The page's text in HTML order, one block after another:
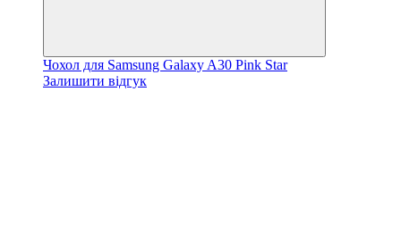
Чохол для Samsung Galaxy A30 Pink Star
Залишити відгук